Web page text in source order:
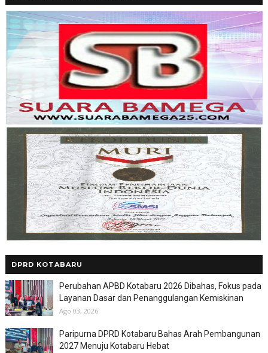
DPRD KOTABARU
Perubahan APBD Kotabaru 2026 Dibahas, Fokus pada
Layanan Dasar dan Penanggulangan Kemiskinan
Ago 03, 2026
Paripurna DPRD Kotabaru Bahas Arah Pembangunan
2027 Menuju Kotabaru Hebat